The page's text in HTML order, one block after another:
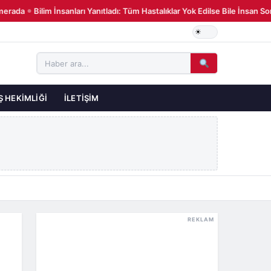
● Bilim İnsanları Yanıtladı: Tüm Hastalıklar Yok Edilse Bile İnsan
HEKIMLIĞI İLETIŞIM
REKLAM